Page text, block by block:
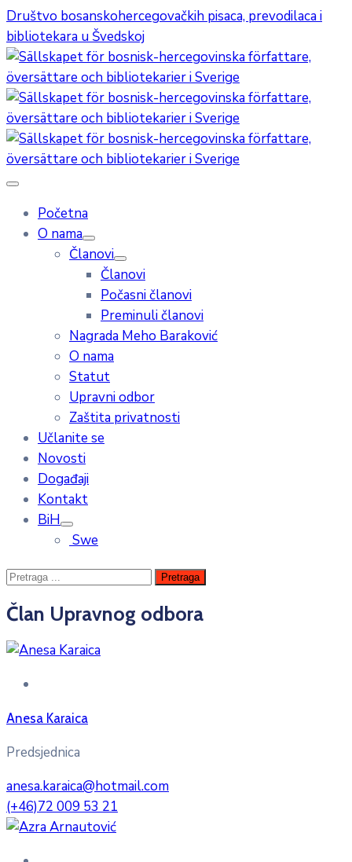
Društvo bosanskohercegovačkih pisaca, prevodilaca i
bibliotekara u Švedskoj
Početna
O nama
Članovi
Članovi
Počasni članovi
Preminuli članovi
Nagrada Meho Baraković
O nama
Statut
Upravni odbor
Zaštita privatnosti
Učlanite se
Novosti
Događaji
Kontakt
BiH
Swe
Član Upravnog odbora
Anesa Karaica
Predsjednica
anesa.karaica@hotmail.com
(+46)72 009 53 21